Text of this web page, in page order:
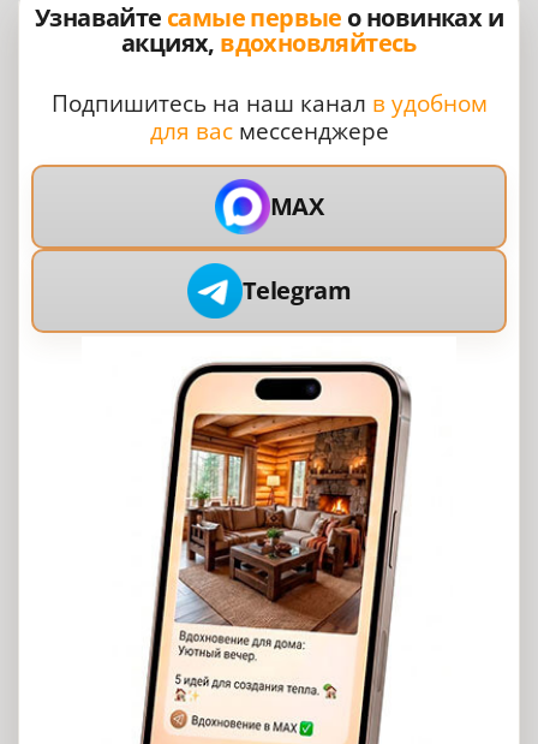
Узнавайте самые первые о новинках и
акциях, вдохновляйтесь
Подпишитесь на наш канал в удобном
для васмессенджере
MAX
Telegram